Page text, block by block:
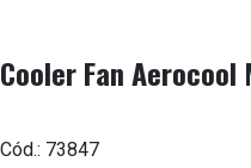
Cooler Fan Aerocool
Cód.: 73847